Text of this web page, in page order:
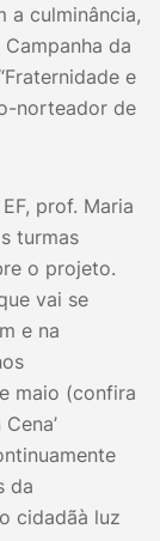
a culminância,
da
e
norteador de
prof. Maria
turmas
o projeto.
vai se
e na
maio (confira
da
cidadãà luz